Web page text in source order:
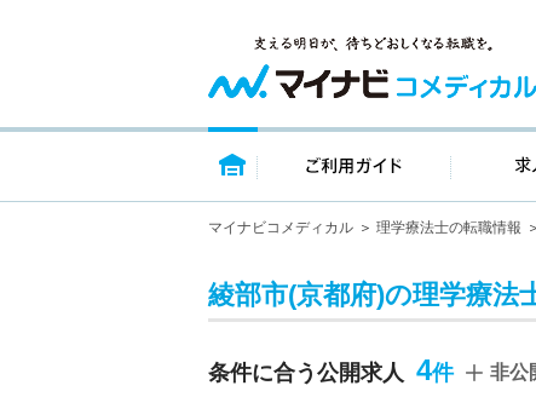
トップページ ご利用ガイ
マイナビコメディカル 理学療法士の転職情報
綾部市(京都府)の理学療法
条件に合う公開求人 4 非公